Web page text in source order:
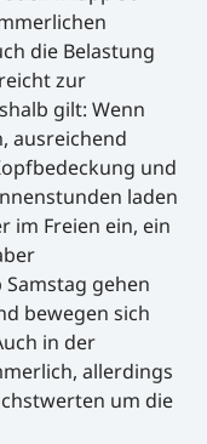
die Belastung
zur
gilt: Wenn
ausreichend
und
laden
im Freien ein, ein
gehen
bewegen sich
in der
allerdings
um die